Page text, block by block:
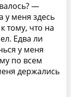
—
у меня здесь
тому, что на
Едва ли
у меня
по всем
держались